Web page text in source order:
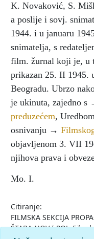
K. Novaković, S.
a poslije i sovj.
1944. i u januaru
snimatelja, s
film. žurnal koji je, u
prikazan 25. II 1945.
Beogradu. Ubrzo
je ukinuta, zajedno s
preduzećem,
osnivanju →
objavljenom 3. VII
njihova prava i
Mo. I.
Citiranje:
FILMSKA SEKCIJA
ŠTABA NOV I POJ.